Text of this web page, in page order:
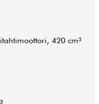
420 cm³